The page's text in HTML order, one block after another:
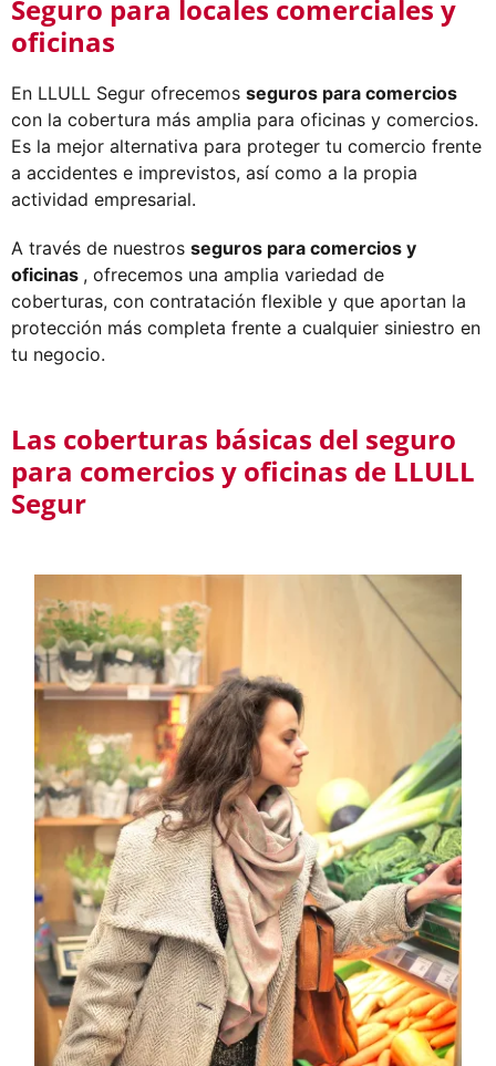
Seguro para locales comerciales y
oficinas
En LLULL Segur ofrecemos seguros para comercios
con la cobertura más amplia para oficinas y comercios.
Es la mejor alternativa para proteger tu comercio frente
a accidentes e imprevistos, así como a la propia
actividad empresarial.
A través de nuestros seguros para comercios y
oficinas , ofrecemos una amplia variedad de
coberturas, con contratación flexible y que aportan la
protección más completa frente a cualquier siniestro en
tu negocio.
Las coberturas básicas del seguro
para comercios y oficinas de LLULL
Segur